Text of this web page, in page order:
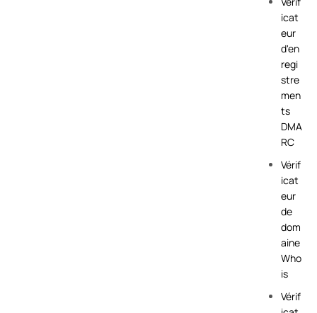
icat
eur
d'en
regi
stre
men
ts
DMA
RC
Vérif
icat
eur
de
dom
aine
Who
is
Vérif